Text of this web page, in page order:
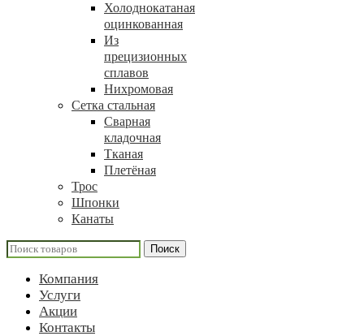
Холоднокатаная
оцинкованная
Из
прецизионных
сплавов
Нихромовая
Сетка стальная
Сварная
кладочная
Тканая
Плетёная
Трос
Шпонки
Канаты
Поиск
Компания
Услуги
Акции
Контакты